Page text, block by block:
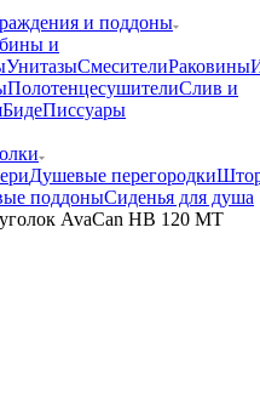
и поддоны
и
УнитазыСмесителиРаковины
ПолотенцесушителиСлив и
БидеПиссуары
Душевые перегородки
поддоныСиденья для душа
AvaCan HB 120 MT